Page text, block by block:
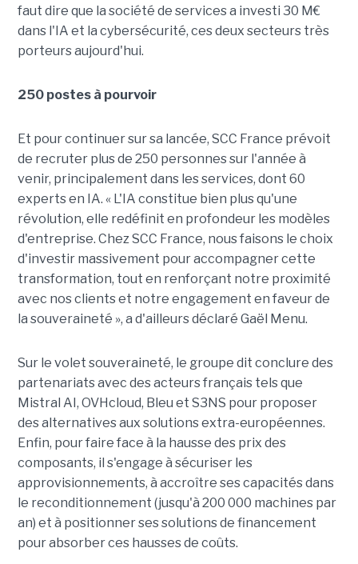
faut dire que la société de services a investi 30 M€
dans l'IA et la cybersécurité, ces deux secteurs très
porteurs aujourd'hui.
250 postes à pourvoir
Et pour continuer sur sa lancée, SCC France prévoit
de recruter plus de 250 personnes sur l'année à
venir, principalement dans les services, dont 60
experts en IA. « L'IA constitue bien plus qu'une
révolution, elle redéfinit en profondeur les modèles
d'entreprise. Chez SCC France, nous faisons le choix
d'investir massivement pour accompagner cette
transformation, tout en renforçant notre proximité
avec nos clients et notre engagement en faveur de
la souveraineté », a d'ailleurs déclaré Gaël Menu.
Sur le volet souveraineté, le groupe dit conclure des
partenariats avec des acteurs français tels que
Mistral AI, OVHcloud, Bleu et S3NS pour proposer
des alternatives aux solutions extra-européennes.
Enfin, pour faire face à la hausse des prix des
composants, il s'engage à sécuriser les
approvisionnements, à accroître ses capacités dans
le reconditionnement (jusqu'à 200 000 machines par
an) et à positionner ses solutions de financement
pour absorber ces hausses de coûts.